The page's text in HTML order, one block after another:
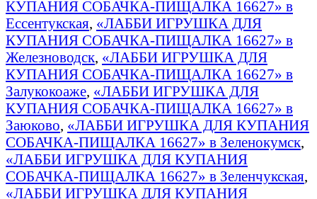
КУПАНИЯ СОБАЧКА-ПИЩАЛКА 16627» в
Ессентукская, «ЛАББИ ИГРУШКА ДЛЯ
КУПАНИЯ СОБАЧКА-ПИЩАЛКА 16627» в
Железноводск, «ЛАББИ ИГРУШКА ДЛЯ
КУПАНИЯ СОБАЧКА-ПИЩАЛКА 16627» в
Залукокоаже, «ЛАББИ ИГРУШКА ДЛЯ
КУПАНИЯ СОБАЧКА-ПИЩАЛКА 16627» в
Заюково, «ЛАББИ ИГРУШКА ДЛЯ КУПАНИЯ
СОБАЧКА-ПИЩАЛКА 16627» в Зеленокумск,
«ЛАББИ ИГРУШКА ДЛЯ КУПАНИЯ
СОБАЧКА-ПИЩАЛКА 16627» в Зеленчукская,
«ЛАББИ ИГРУШКА ДЛЯ КУПАНИЯ